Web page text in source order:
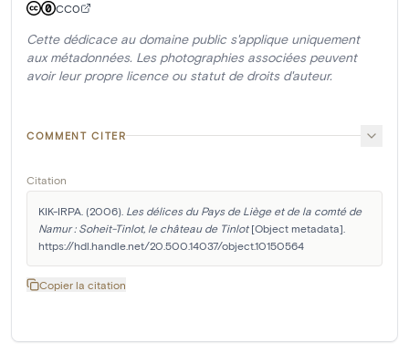
CC0
Cette dédicace au domaine public s'applique uniquement
aux métadonnées. Les photographies associées peuvent
avoir leur propre licence ou statut de droits d'auteur.
COMMENT CITER
Citation
KIK-IRPA. (2006). Les délices du Pays de Liège et de la comté de
Namur : Soheit-Tinlot, le château de Tinlot [Object metadata].
https://hdl.handle.net/20.500.14037/object.10150564
Copier la citation